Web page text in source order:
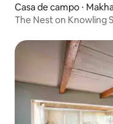
Casa de campo ⋅
The Nest on Knowling